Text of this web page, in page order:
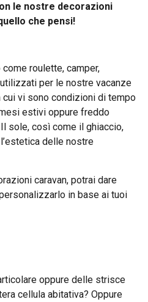
le nostre decorazioni
che pensi!
roulette, camper,
per le nostre vacanze
cui vi sono condizioni di tempo
estivi oppure freddo
sole, così come il ghiaccio,
delle nostre
caravan, potrai dare
in base ai tuoi
oppure delle strisce
cellula abitativa? Oppure